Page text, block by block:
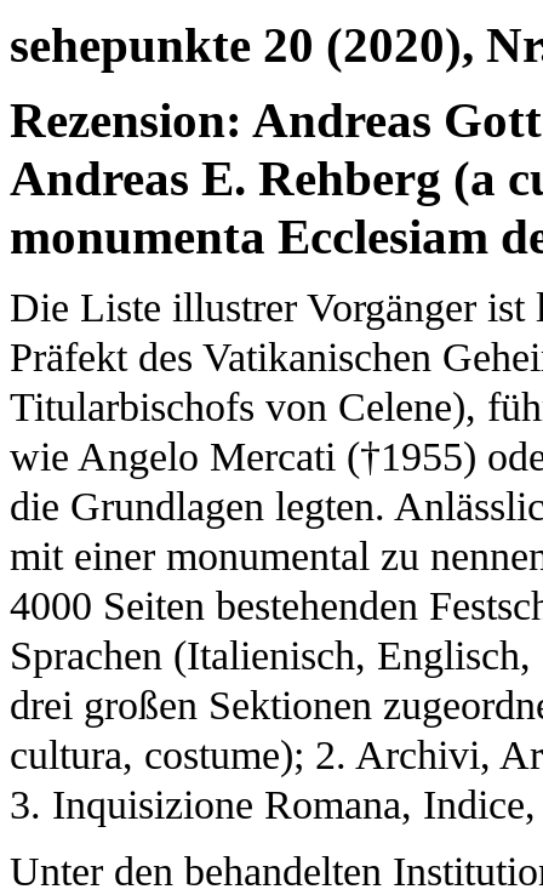
sehepunkte 20 (2020),
Rezension: Andreas
Andreas E. Rehberg (a
monumenta Ecclesiam
Die Liste illustrer Vorgänger ist
Präfekt des Vatikanischen
Titularbischofs von Celene),
wie Angelo Mercati (†1955)
die Grundlagen legten.
mit einer monumental zu
4000 Seiten bestehenden
Sprachen (Italienisch,
drei großen Sektionen
cultura, costume); 2. Archivi,
3. Inquisizione Romana,
Unter den behandelten